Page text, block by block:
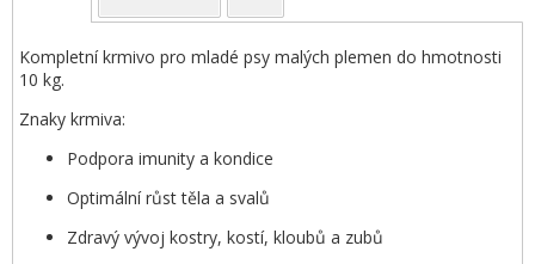
Kompletní krmivo pro mladé psy malých plemen do hmotnosti
10 kg.
Znaky krmiva:
Podpora imunity a kondice
Optimální růst těla a svalů
Zdravý vývoj kostry, kostí, kloubů a zubů